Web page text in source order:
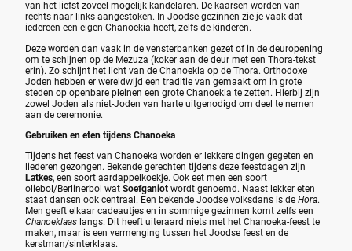
van het liefst zoveel mogelijk kandelaren. De kaarsen worden van
rechts naar links aangestoken. In Joodse gezinnen zie je vaak dat
iedereen een eigen Chanoekia heeft, zelfs de kinderen.
Deze worden dan vaak in de vensterbanken gezet of in de deuropening
om te schijnen op de Mezuza (koker aan de deur met een Thora-tekst
erin). Zo schijnt het licht van de Chanoekia op de Thora. Orthodoxe
Joden hebben er wereldwijd een traditie van gemaakt om in grote
steden op openbare pleinen een grote Chanoekia te zetten. Hierbij zijn
zowel Joden als niet-Joden van harte uitgenodigd om deel te nemen
aan de ceremonie.
Gebruiken en eten tijdens Chanoeka
Tijdens het feest van Chanoeka worden er lekkere dingen gegeten en
liederen gezongen. Bekende gerechten tijdens deze feestdagen zijn
Latkes, een soort aardappelkoekje. Ook eet men een soort
oliebol/Berlinerbol wat Soefganiot wordt genoemd. Naast lekker eten
staat dansen ook centraal. Een bekende Joodse volksdans is de Hora.
Men geeft elkaar cadeautjes en in sommige gezinnen komt zelfs een
Chanoeklaas langs. Dit heeft uiteraard niets met het Chanoeka-feest te
maken, maar is een vermenging tussen het Joodse feest en de
kerstman/sinterklaas.